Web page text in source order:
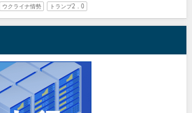
ウクライナ情勢 トランプ2．0